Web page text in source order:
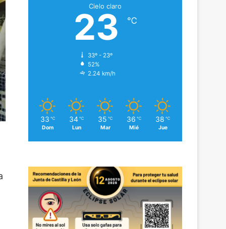
Cielo claro
23 ℃
33º - 23º
52%
2.24 km/h
33 ℃
Dom
34 ℃
Lun
35 ℃
Mar
36 ℃
Mié
38 ℃
Jue